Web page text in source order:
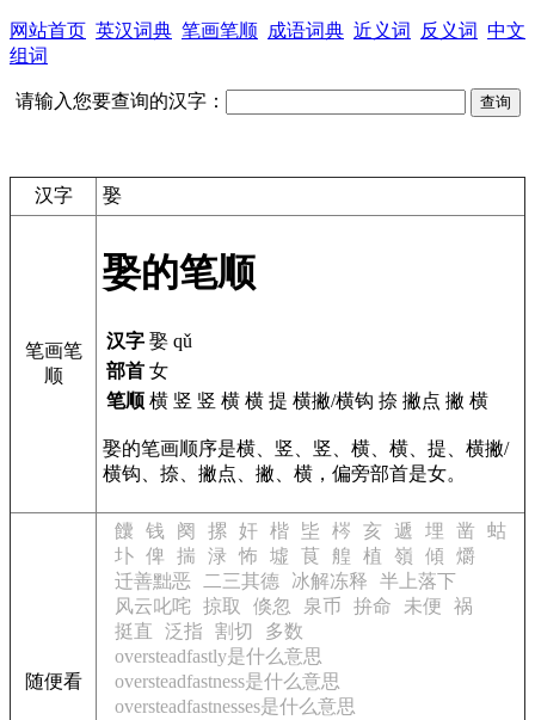
网站首页 英汉词典 笔画笔顺 成语词典 近义词 反义词 中文
组词
请输入您要查询的汉字：
汉字 娶
笔画笔
顺
娶的笔顺
汉字 娶 qǔ
部首 女
笔顺 横 竖 竖 横 横 提 横撇/横钩 捺 撇点 撇 横
娶的笔画顺序是横、竖、竖、横、横、提、横撇/
横钩、捺、撇点、撇、横，偏旁部首是女。
随便看
饢 钱 阕 摞 奸 楷 坒 梣 亥 遞 埋 凿
蛄
圤 俾 揣 渌 怖 墟 茛 艎 植 嶺 傾
爝
迁善黜恶
二三其德 冰解冻释
半上落下
风云叱咤 掠取 倏忽 泉币 拚命 未便
祸
挺直
泛指 割切
多数
oversteadfastly是什么意思
oversteadfastness是什么意思
oversteadfastnesses是什么意思